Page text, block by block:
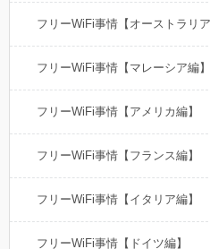
フリーWiFi事情【オーストラリア
フリーWiFi事情【マレーシア編】
フリーWiFi事情【アメリカ編】
フリーWiFi事情【フランス編】
フリーWiFi事情【イタリア編】
フリーWiFi事情【ドイツ編】